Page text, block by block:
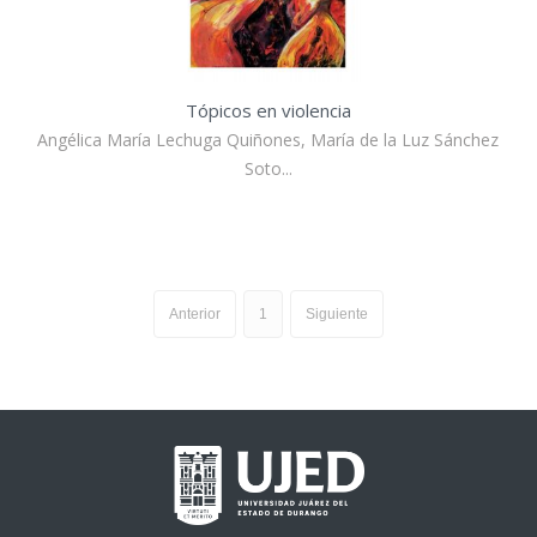
Tópicos en violencia
Angélica María Lechuga Quiñones, María de la Luz Sánchez
Soto...
Anterior 1 Siguiente